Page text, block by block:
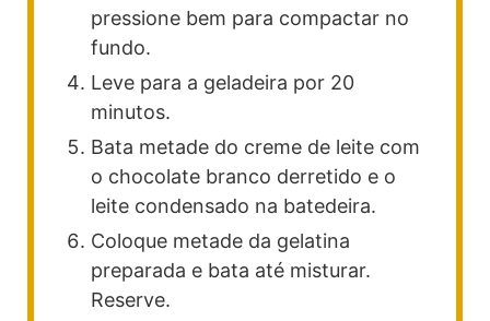
pressione bem para compactar no
fundo.
Leve para a geladeira por 20
minutos.
Bata metade do creme de leite com
o chocolate branco derretido e o
leite condensado na batedeira.
Coloque metade da gelatina
preparada e bata até misturar.
Reserve.